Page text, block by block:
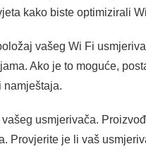
kako biste optimizirali
vašeg Wi Fi
Ako je to moguće,
namještaja.
usmjerivača.
Provjerite je li vaš